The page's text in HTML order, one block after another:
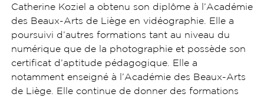
Catherine Koziel a obtenu son diplôme à l’Académie
des Beaux-Arts de Liège en vidéographie. Elle a
poursuivi d’autres formations tant au niveau du
numérique que de la photographie et possède son
certificat d’aptitude pédagogique. Elle a
notamment enseigné à l’Académie des Beaux-Arts
de Liège. Elle continue de donner des formations